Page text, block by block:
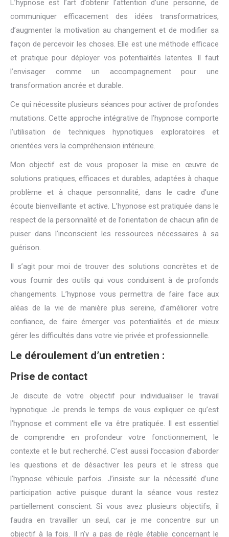
L’hypnose est l’art d’obtenir l’attention d’une personne, de
communiquer efficacement des idées transformatrices,
d’augmenter la motivation au changement et de modifier sa
façon de percevoir les choses. Elle est une méthode efficace
et pratique pour déployer vos potentialités latentes. Il faut
l’envisager comme un accompagnement pour une
transformation ancrée et durable.
Ce qui nécessite plusieurs séances pour activer de profondes
mutations. Cette approche intégrative de l’hypnose comporte
l’utilisation de techniques hypnotiques exploratoires et
orientées vers la compréhension intérieure.
Mon objectif est de vous proposer la mise en œuvre de
solutions pratiques, efficaces et durables, adaptées à chaque
problème et à chaque personnalité, dans le cadre d’une
écoute bienveillante et active. L’hypnose est pratiquée dans le
respect de la personnalité et de l’orientation de chacun afin de
puiser dans l’inconscient les ressources nécessaires à sa
guérison.
Il s’agit pour moi de trouver des solutions concrètes et de
vous fournir des outils qui vous conduisent à de profonds
changements. L’hypnose vous permettra de faire face aux
aléas de la vie de manière plus sereine, d’améliorer votre
confiance, de faire émerger vos potentialités et de mieux
gérer les difficultés dans votre vie privée et professionnelle.
Le déroulement d’un entretien :
Prise de contact
Je discute de votre objectif pour individualiser le travail
hypnotique. Je prends le temps de vous expliquer ce qu’est
l’hypnose et comment elle va être pratiquée. Il est essentiel
de comprendre en profondeur votre fonctionnement, le
contexte et le but recherché. C’est aussi l’occasion d’aborder
les questions et de désactiver les peurs et le stress que
l’hypnose véhicule parfois. J’insiste sur la nécessité d’une
participation active puisque durant la séance vous restez
partiellement conscient. Si vous avez plusieurs objectifs, il
faudra en travailler un seul, car je me concentre sur un
objectif à la fois. Il n’y a pas de règle établie concernant le